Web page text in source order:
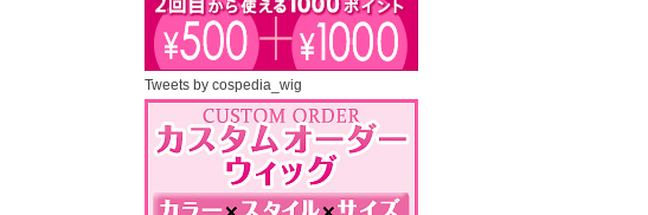
Tweets by cospedia_wig